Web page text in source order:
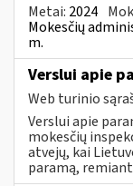
Metai: 2024
Mokesčių
m.
Verslui apie
Web turinio
Verslui apie
mokesčių
atvejų, kai
paramą,